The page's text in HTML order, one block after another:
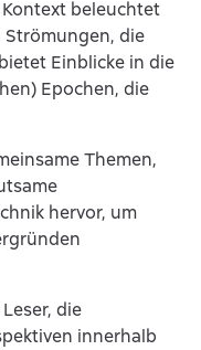
beleuchtet
die
Einblicke in die
Epochen, die
Themen,
hervor, um
die
innerhalb